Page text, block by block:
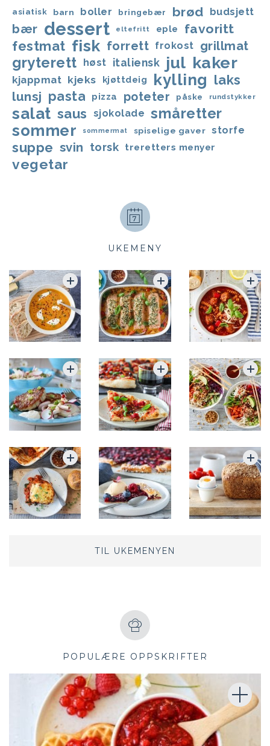
asiatisk barn boller bringebær brød budsjett
bær dessert eltefritt eple favoritt
festmat fisk forrett frokost grillmat
gryterett høst italiensk jul kaker
kjappmat kjeks kjøttdeig kylling laks
lunsj pasta pizza poteter påske rundstykker
salat saus sjokolade småretter
sommer sommermat spiselige gaver storfe
suppe svin torsk treretters menyer
vegetar
UKEMENY
TIL UKEMENYEN
POPULÆRE OPPSKRIFTER